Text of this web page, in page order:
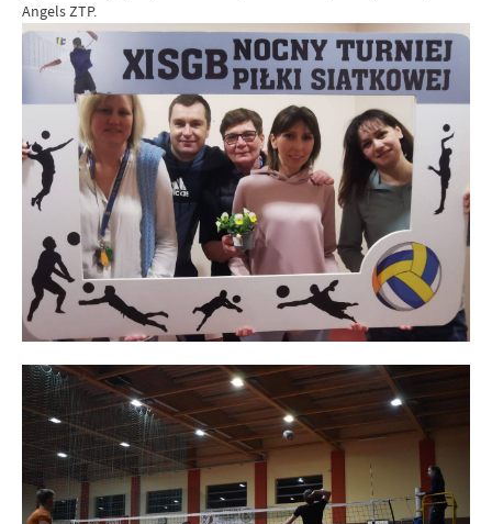
Angels ZTP.